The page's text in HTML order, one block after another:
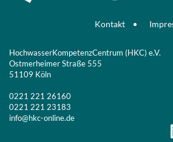
Kontakt
HochwasserKompetenzCentrum (HKC) e.V.
Ostmerheimer Straße 555
51109 Köln
0221 221 26160
0221 221 23183
info@hkc-online.de